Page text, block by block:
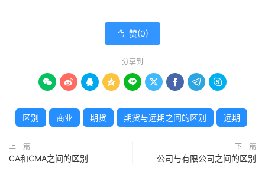
 赞(0)
分享到
        
区别 商业 期货 期货与远期之间的区别 远期
上一篇
CA和CMA之间的区别
下一篇
公司与有限公司之间的区别